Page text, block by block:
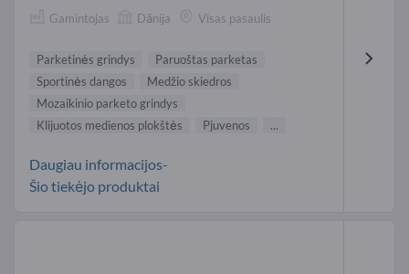
Gamintojas Dānija Visas pasaulis
Parketinės grindys
Paruoštas parketas
Sportinės dangos
Medžio skiedros
Mozaikinio parketo grindys
Klijuotos medienos plokštės
Pjuvenos ...
Daugiau informacijos-
Šio tiekėjo produktai